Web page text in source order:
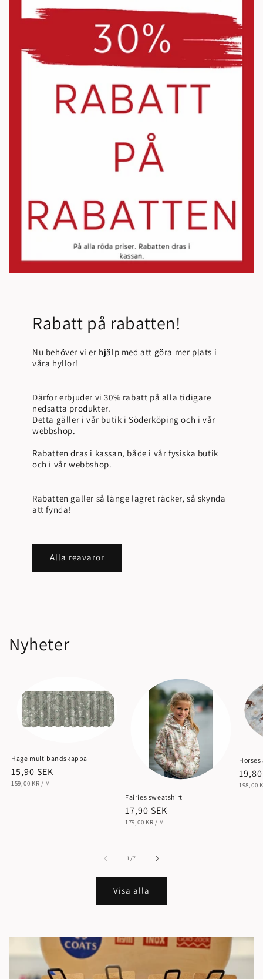
Rabatt på rabatten!
Nu behöver vi er hjälp med att göra mer plats i
våra hyllor!
Därför erbjuder vi 30% rabatt på alla tidigare
nedsatta produkter.
Detta gäller i vår butik i Söderköping och i vår
webbshop.
Rabatten dras i kassan, både i vår fysiska butik
och i vår webbshop.
Rabatten gäller så länge lagret räcker, så skynda
att fynda!
Alla reavaror
Nyheter
Hage multibandskappa
Ordinarie
pris
15,90 SEK
ENHETSPRIS
159,00 KR / PER
M
Fairies sweatshirt
Ordinarie
pris
17,90 SEK
ENHETSPRIS
179,00 KR / PER
M
pris
198,00
1/av
7
Visa alla